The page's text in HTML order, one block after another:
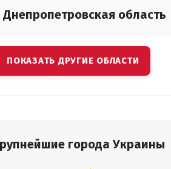
Днепропетровская область
ПОКАЗАТЬ ДРУГИЕ ОБЛАСТИ
города Украины